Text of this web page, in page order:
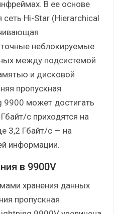
В ее основе
Hi-Star (Hierarchical
неблокируемые
между подсистемой
и дисковой
пропускная
9900 может достигать
с приходятся на
3,2 Гбайт/с — на
информации.
в 9900V
хранения данных
пропускная